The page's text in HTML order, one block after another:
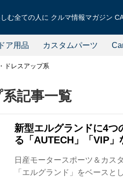
む全ての人に クルマ情報マガジン
ア用品 カスタムパーツ
ドレスアップ系
記事一覧
新型エルグランドに4つ
る「AUTECH」「VIP
日産モータースポーツ＆カス
「エルグランド」をベースと